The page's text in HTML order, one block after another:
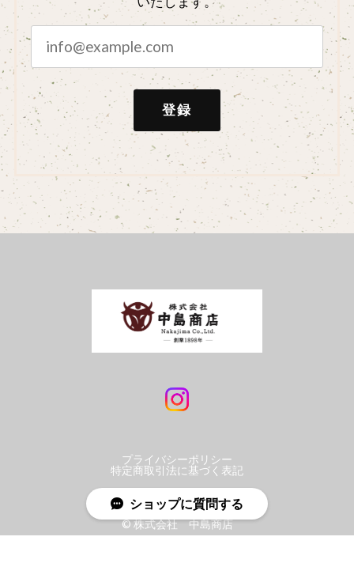
登録
プライバシーポリシー
特定商取引法に基づく表記
©︎ 株式会社 中島商店
ショップに質問する